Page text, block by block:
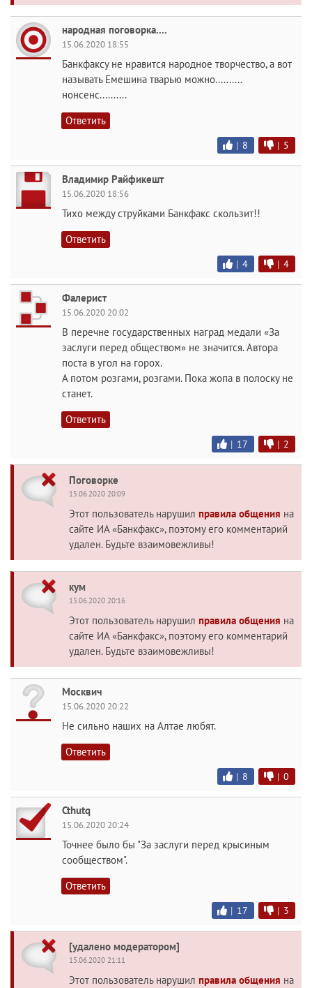
народная поговорка....
15.06.2020 18:55
Банкфаксу не нравится народное творчество, а вот
называть Емешина тварью можно..........
нонсенс..........
Ответить
| 8 | 5
Владимир Райфикешт
15.06.2020 18:56
Тихо между струйками Банкфакс скользит!!
Ответить
| 4 | 4
Фалерист
15.06.2020 20:02
В перечне государственных наград медали «За
заслуги перед обществом» не значится. Автора
поста в угол на горох.
А потом розгами, розгами. Пока жопа в полоску не
станет.
Ответить
| 17 | 2
Поговорке
15.06.2020 20:09
Этот пользователь нарушил правила общения на
сайте ИА «Банкфакс», поэтому его комментарий
удален. Будьте взаимовежливы!
кум
15.06.2020 20:16
Этот пользователь нарушил правила общения на
сайте ИА «Банкфакс», поэтому его комментарий
удален. Будьте взаимовежливы!
Москвич
15.06.2020 20:22
Не сильно наших на Алтае любят.
Ответить
| 8 | 0
Cthutq
15.06.2020 20:24
Точнее было бы "За заслуги перед крысиным
сообществом".
Ответить
| 17 | 3
[удалено модератором]
15.06.2020 21:11
Этот пользователь нарушил правила общения на